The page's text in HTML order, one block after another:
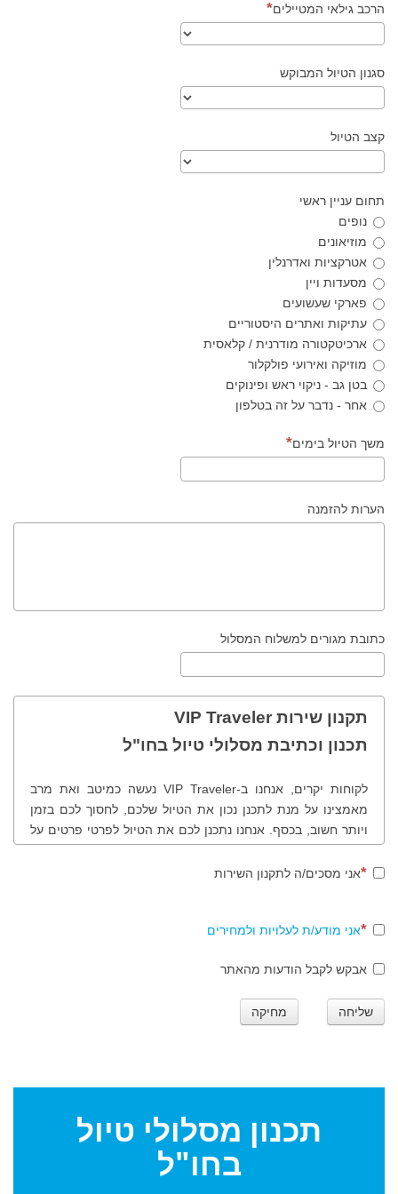
הרכב גילאי המטיילים
סגנון הטיול המבוקש
קצב הטיול
תחום עניין ראשי
נופים
מוזיאונים
אטרקציות ואדרנלין
מסעדות ויין
פארקי שעשועים
עתיקות ואתרים היסטוריים
ארכיטקטורה מודרנית / קלאסית
מוזיקה ואירועי פולקלור
בטן גב - ניקוי ראש ופינוקים
אחר - נדבר על זה בטלפון
משך הטיול בימים
הערות להזמנה
כתובת מגורים למשלוח המסלול
תקנון שירות VIP Traveler
תכנון וכתיבת מסלולי טיול בחו"ל
לקוחות יקרים, אנחנו ב-VIP Traveler נעשה כמיטב ואת מרב
מאמצינו על מנת לתכנן נכון את הטיול שלכם, לחסוך לכם בזמן
ויותר חשוב, בכסף. אנחנו נתכנן לכם את הטיול לפרטי פרטים על
במקומות שונים ולמעשה נכוון אתכם נכון בטיול שלכם. לנוחותכם
שלב ראשון
סגירת הזמנת המסלול - חתימה הדדית על הזמנת עבודה. ביצוע
אתגריים מודרכים או טיולים אתגריים הדורשים למשל השכרת
סוסים, טרקטורונים, אופניים, ג'יפים וכדומה - תחול תוספת של
אני מסכים/ה לתקנון השירות
אני מודע/ת לעלויות ולמחירים
אבקש לקבל הודעות מהאתר
שליחה מחיקה
תכנון מסלולי טיול
בחו"ל